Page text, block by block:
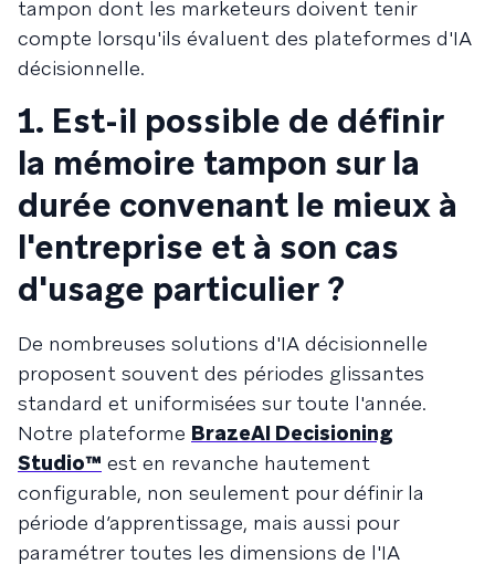
tampon dont les marketeurs doivent tenir
compte lorsqu'ils évaluent des plateformes d'IA
décisionnelle.
1. Est-il possible de définir
la mémoire tampon sur la
durée convenant le mieux à
l'entreprise et à son cas
d'usage particulier ?
De nombreuses solutions d'IA décisionnelle
proposent souvent des périodes glissantes
standard et uniformisées sur toute l'année.
Notre plateforme BrazeAI Decisioning
Studio™ est en revanche hautement
configurable, non seulement pour définir la
période d’apprentissage, mais aussi pour
paramétrer toutes les dimensions de l'IA